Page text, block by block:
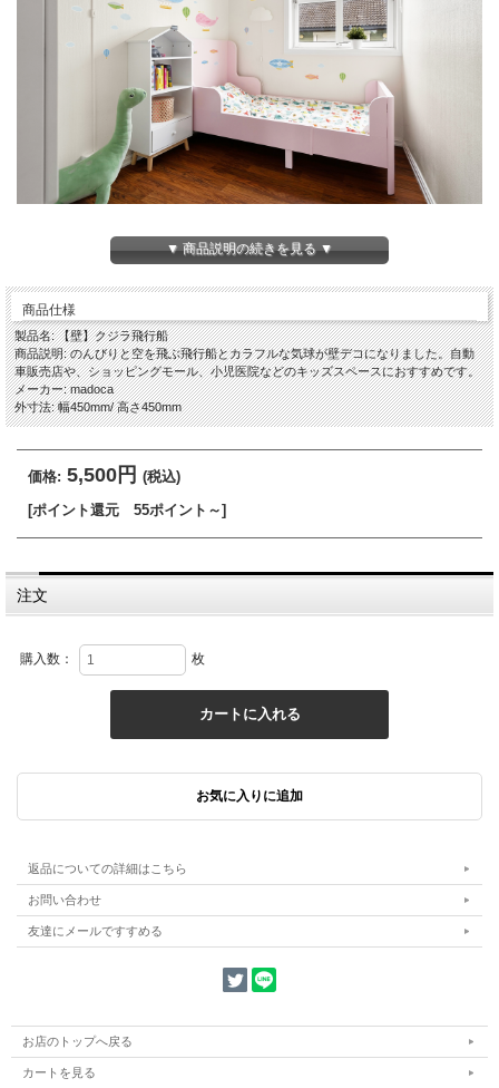
▼ 商品説明の続きを見る ▼
商品仕様
製品名: 【壁】クジラ飛行船
商品説明: のんびりと空を飛ぶ飛行船とカラフルな気球が壁デコになりました。自動
車販売店や、ショッピングモール、小児医院などのキッズスペースにおすすめです。
メーカー: madoca
外寸法: 幅450mm/ 高さ450mm
価格: 5,500円 (税込)
[ポイント還元 55ポイント～]
注文
購入数： 枚
返品についての詳細はこちら
お問い合わせ
友達にメールですすめる
お店のトップへ戻る
カートを見る